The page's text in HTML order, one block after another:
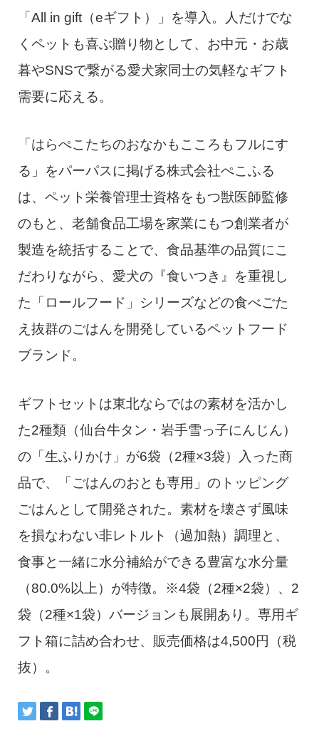
「All in gift（eギフト）」を導入。人だけでな
くペットも喜ぶ贈り物として、お中元・お歳
暮やSNSで繋がる愛犬家同士の気軽なギフト
需要に応える。
「はらぺこたちのおなかもこころもフルにす
る」をパーパスに掲げる株式会社ぺこふる
は、ペット栄養管理士資格をもつ獣医師監修
のもと、老舗食品工場を家業にもつ創業者が
製造を統括することで、食品基準の品質にこ
だわりながら、愛犬の『食いつき』を重視し
た「ロールフード」シリーズなどの食べごた
え抜群のごはんを開発しているペットフード
ブランド。
ギフトセットは東北ならではの素材を活かし
た2種類（仙台牛タン・岩手雪っ子にんじん）
の「生ふりかけ」が6袋（2種×3袋）入った商
品で、「ごはんのおとも専用」のトッピング
ごはんとして開発された。素材を壊さず風味
を損なわない非レトルト（過加熱）調理と、
食事と一緒に水分補給ができる豊富な水分量
（80.0%以上）が特徴。※4袋（2種×2袋）、2
袋（2種×1袋）バージョンも展開あり。専用ギ
フト箱に詰め合わせ、販売価格は4,500円（税
抜）。